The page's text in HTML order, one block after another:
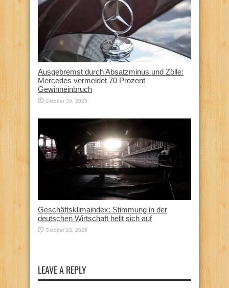
Ausgebremst durch Absatzminus und Zölle:
Mercedes vermeldet 70 Prozent
Gewinneinbruch
Oktober 30, 2025
Geschäftsklimaindex: Stimmung in der
deutschen Wirtschaft hellt sich auf
Oktober 28, 2025
LEAVE A REPLY